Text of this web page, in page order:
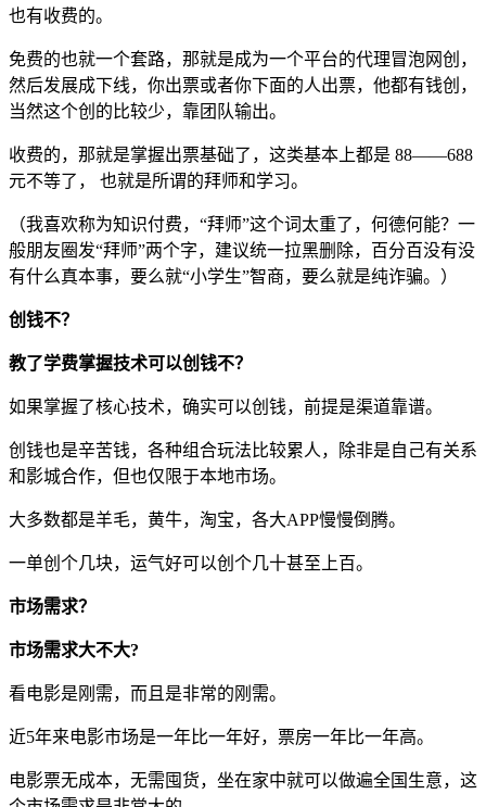
也有收费的。
免费的也就一个套路，那就是成为一个平台的代理冒泡网创，
然后发展成下线，你出票或者你下面的人出票，他都有钱创，
当然这个创的比较少，靠团队输出。
收费的，那就是掌握出票基础了，这类基本上都是 88——688
元不等了， 也就是所谓的拜师和学习。
（我喜欢称为知识付费，“拜师”这个词太重了，何德何能？一
般朋友圈发“拜师”两个字，建议统一拉黑删除，百分百没有没
有什么真本事，要么就“小学生”智商，要么就是纯诈骗。）
创钱不？
教了学费掌握技术可以创钱不？
如果掌握了核心技术，确实可以创钱，前提是渠道靠谱。
创钱也是辛苦钱，各种组合玩法比较累人，除非是自己有关系
和影城合作，但也仅限于本地市场。
大多数都是羊毛，黄牛，淘宝，各大APP慢慢倒腾。
一单创个几块，运气好可以创个几十甚至上百。
市场需求？
市场需求大不大?
看电影是刚需，而且是非常的刚需。
近5年来电影市场是一年比一年好，票房一年比一年高。
电影票无成本，无需囤货，坐在家中就可以做遍全国生意，这